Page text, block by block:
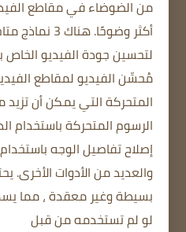
من الضوضاء في مقاطع
أكثر وضوحًا.
لتحسين جودة الفيديو
مُحسِّن الفيديو لمقاطع
المتحركة التي يمكن أن
الرسوم المتحركة باستخدام
إصلاح تفاصيل الوجه
والعديد من الأدوات الأخرى.
بسيطة وغير معقدة ، مما
لو لم تستخدمه من قبل